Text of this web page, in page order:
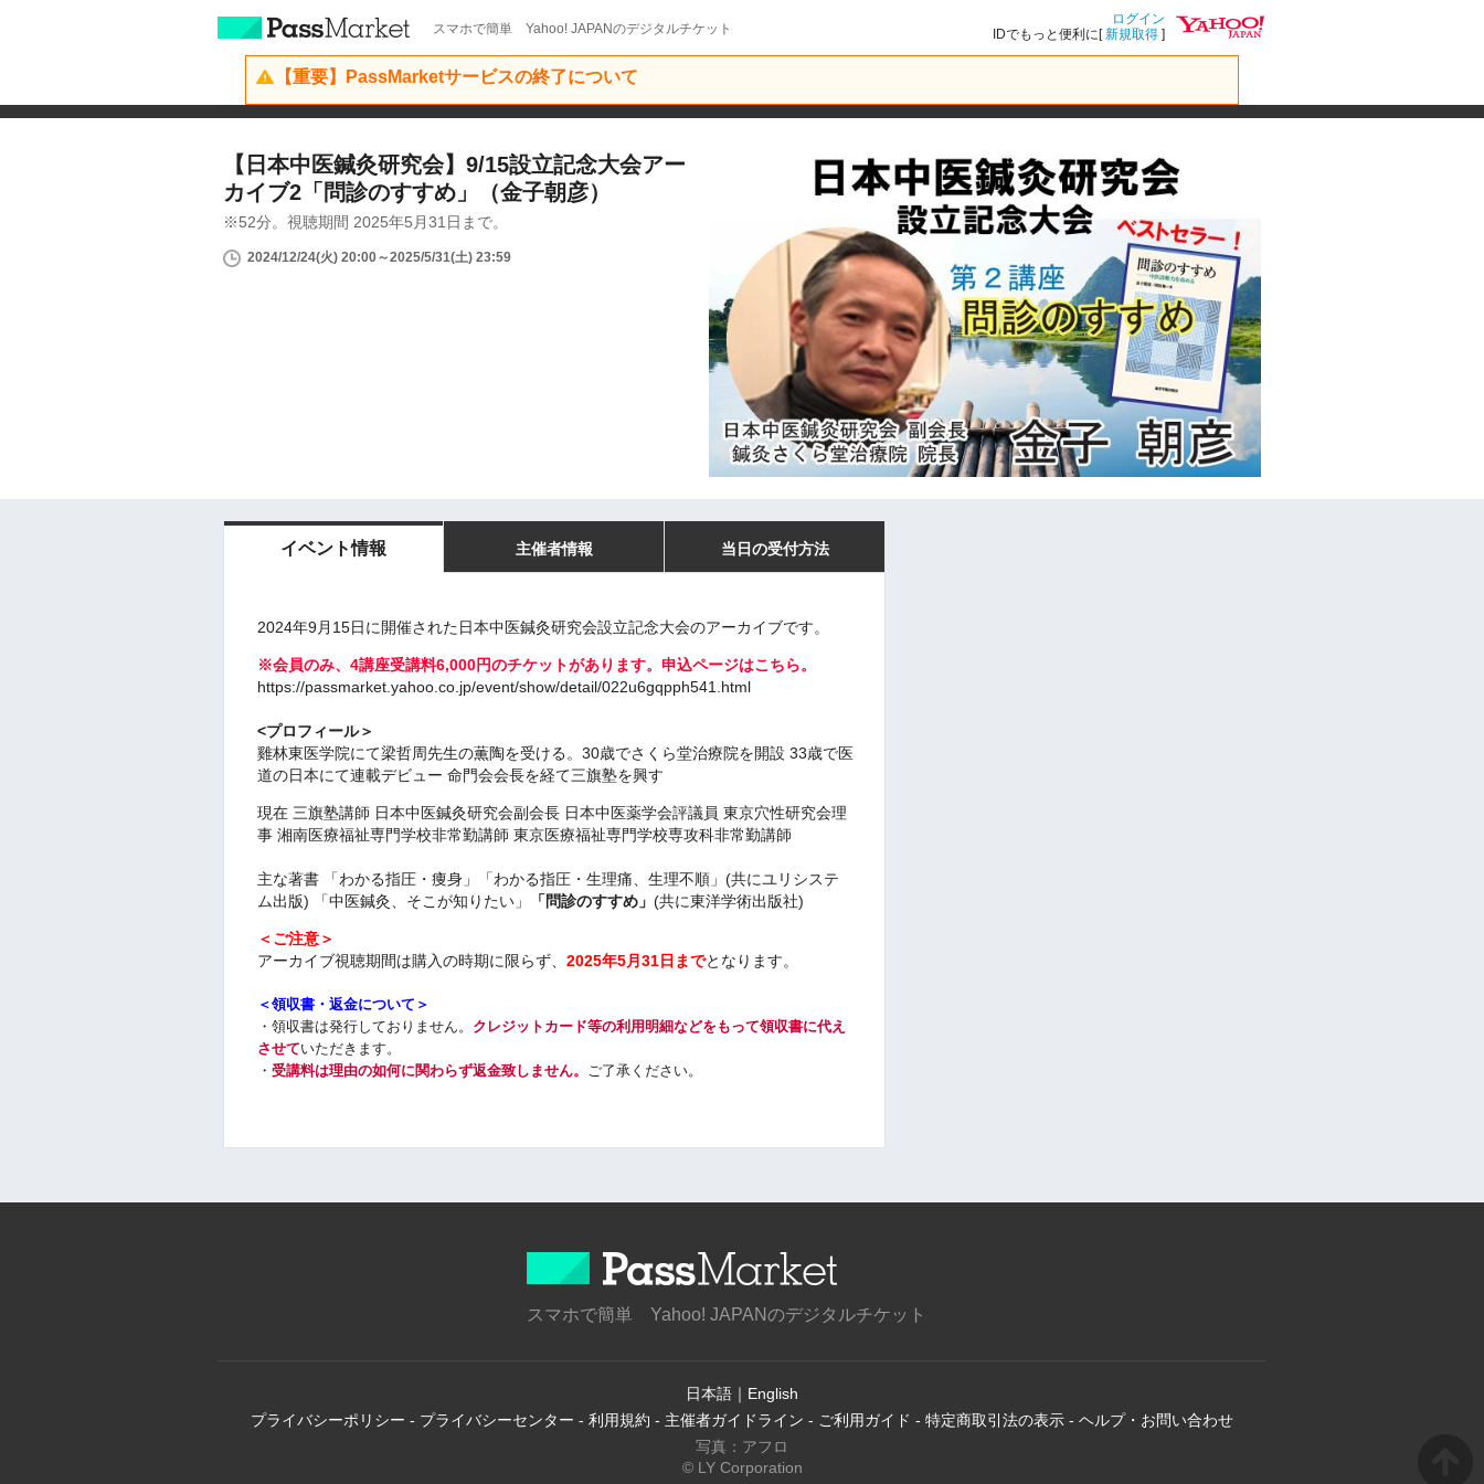
スマホで簡単 Yahoo! JAPANのデジタルチケット
ログイン
IDでもっと便利に[新規取得 ]
【重要】PassMarketサービスの終了について
【日本中医鍼灸研究会】9/15設立記念大会アー
カイブ2「問診のすすめ」（金子朝彦）
※52分。視聴期間 2025年5月31日まで。
2024/12/24(火) 20:00～2025/5/31(土) 23:59
イベント情報 主催者情報 当日の受付方法
2024年9月15日に開催された日本中医鍼灸研究会設立記念大会のアーカイブです。
※会員のみ、4講座受講料6,000円のチケットがあります。申込ページはこちら。
https://passmarket.yahoo.co.jp/event/show/detail/022u6gqpph541.html
<プロフィール＞
雞林東医学院にて梁哲周先生の薫陶を受ける。30歳でさくら堂治療院を開設 33歳で医
道の日本にて連載デビュー 命門会会長を経て三旗塾を興す
現在 三旗塾講師 日本中医鍼灸研究会副会長 日本中医薬学会評議員 東京穴性研究会理
事 湘南医療福祉専門学校非常勤講師 東京医療福祉専門学校専攻科非常勤講師
主な著書 「わかる指圧・痩身」「わかる指圧・生理痛、生理不順」(共にユリシステ
ム出版) 「中医鍼灸、そこが知りたい」
「問診のすすめ」 (共に東洋学術出版社)
＜ご注意＞
アーカイブ視聴期間は購入の時期に限らず、 2025年5月31日までとなります。
＜領収書・返金について＞
・ 領収書は発行しておりません 。 クレジットカード等の利用明細などをもって領収書に代え
させていただきます。
・ 受講料は理由の如何に関わらず返金致しません。 ご了承ください。
スマホで簡単 Yahoo! JAPANのデジタルチケット
日本語 ｜ English
プライバシーポリシー - プライバシーセンター - 利用規約 - 主催者ガイドライン - ご利用ガイド - 特定商取引法の表示 - ヘルプ・お問い合わせ
写真：アフロ
© LY Corporation